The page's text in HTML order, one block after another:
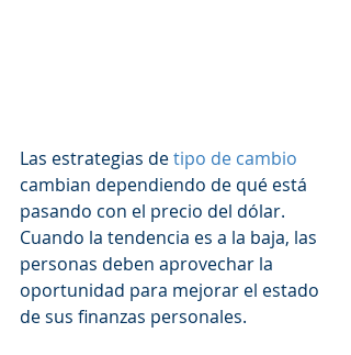
Las estrategias de tipo de cambio
cambian dependiendo de qué está
pasando con el precio del dólar.
Cuando la tendencia es a la baja, las
personas deben aprovechar la
oportunidad para mejorar el estado
de sus finanzas personales.